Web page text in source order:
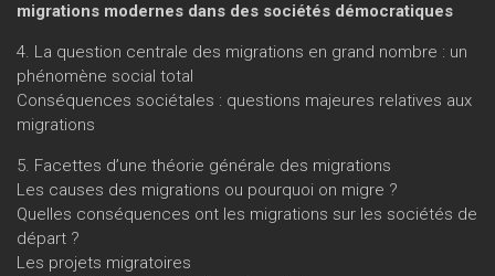
migrations modernes dans des sociétés démocratiques
4. La question centrale des migrations en grand nombre : un
phénomène social total
Conséquences sociétales : questions majeures relatives aux
migrations
5. Facettes d’une théorie générale des migrations
Les causes des migrations ou pourquoi on migre ?
Quelles conséquences ont les migrations sur les sociétés de
départ ?
Les projets migratoires